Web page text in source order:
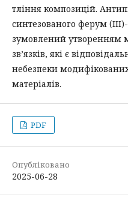
тління композицій.
синтезованого ферум
зумовлений утворенням
зв’язків, які є
небезпеки
матеріалів.
PDF
Опубліковано
2025-06-28